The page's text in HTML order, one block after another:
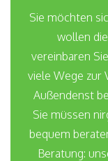
Sie möchten
wollen
vereinbaren
viele Wege zur
Außendenst
Sie müssen
bequem
Beratung: